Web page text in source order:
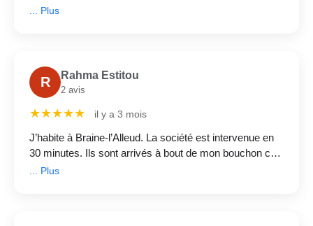
C’est un plombier très professionnel, ponctuel et surtout
... Plus
R Rahma Estitou
2 avis
★★★★★ il y a 3 mois
J’habite à Braine-l’Alleud. La société est intervenue en
30 minutes. Ils sont arrivés à bout de mon bouchon ce
dimanche en moins d’une demi-heure. Le service était
... Plus